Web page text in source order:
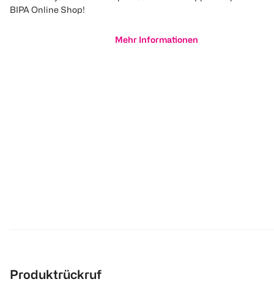
BIPA Online Shop!
Mehr Informationen
Produktrückruf